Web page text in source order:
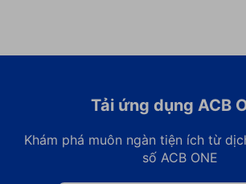
Tải ứng dụng ACB
Khám phá muôn ngàn tiện ích từ
số ACB ONE